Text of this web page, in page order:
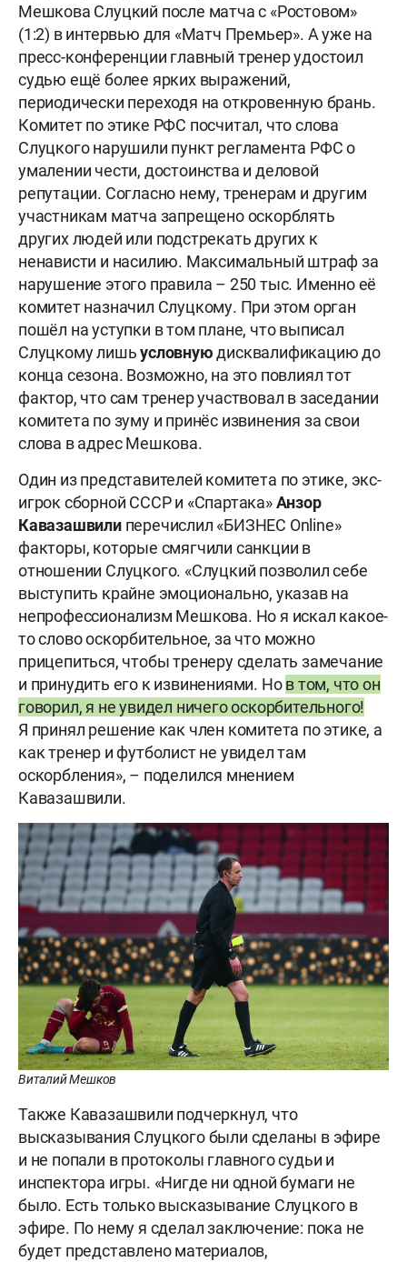
Мешкова Слуцкий после матча с «Ростовом»
(1:2) в интервью для «Матч Премьер». А уже на
пресс-конференции главный тренер удостоил
судью ещё более ярких выражений,
периодически переходя на откровенную брань.
Комитет по этике РФС посчитал, что слова
Слуцкого нарушили пункт регламента РФС о
умалении чести, достоинства и деловой
репутации. Согласно нему, тренерам и другим
участникам матча запрещено оскорблять
других людей или подстрекать других к
ненависти и насилию. Максимальный штраф за
нарушение этого правила – 250 тыс. Именно её
комитет назначил Слуцкому. При этом орган
пошёл на уступки в том плане, что выписал
Слуцкому лишьусловнуюдисквалификацию до
конца сезона. Возможно, на это повлиял тот
фактор, что сам тренер участвовал в заседании
комитета по зуму и принёс извинения за свои
слова в адрес Мешкова.
Один из представителей комитета по этике, экс-
игрок сборной СССР и «Спартака»Анзор
Кавазашвили перечислил «БИЗНЕС Online»
факторы, которые смягчили санкции в
отношении Слуцкого. «Слуцкий позволил себе
выступить крайне эмоционально, указав на
непрофессионализм Мешкова. Но я искал какое-
то слово оскорбительное, за что можно
прицепиться, чтобы тренеру сделать замечание
и принудить его к извинениями. Нов том, что он
говорил, я не увидел ничего оскорбительного!
Я принял решение как член комитета по этике, а
как тренер и футболист не увидел там
оскорбления», – поделился мнением
Кавазашвили.
Виталий Мешков
Также Кавазашвили подчеркнул, что
высказывания Слуцкого были сделаны в эфире
и не попали в протоколы главного судьи и
инспектора игры. «Нигде ни одной бумаги не
было. Есть только высказывание Слуцкого в
эфире. По нему я сделал заключение: пока не
будет представлено материалов,